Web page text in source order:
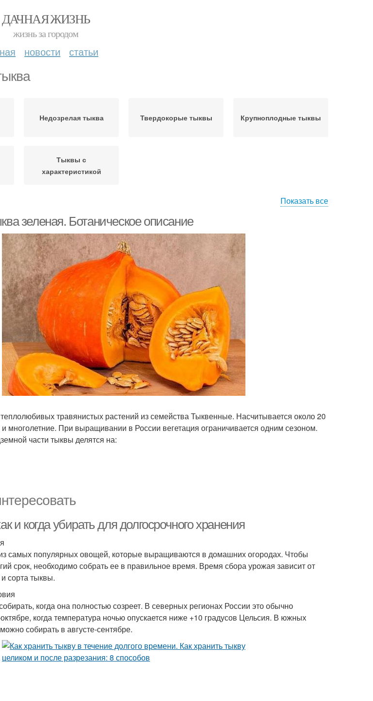
ДАЧНАЯ ЖИЗНЬ
жизнь за городом
новости статьи
Недозрелая тыква Твердокорые тыквы Крупноплодные тыквы
Тыквы с
характеристикой
Показать все
зеленая. Ботаническое описание
травянистых растений из семейства Тыквенные. Насчитывается около 20
и многолетние. При выращивании в России вегетация ограничивается одним сезоном.
части тыквы делятся на:
и когда убирать для долгосрочного хранения
самых популярных овощей, которые выращиваются в домашних огородах. Чтобы
срок, необходимо собрать ее в правильное время. Время сбора урожая зависит от
сорта тыквы.
когда она полностью созреет. В северных регионах России это обычно
когда температура ночью опускается ниже +10 градусов Цельсия. В южных
собирать в августе-сентябре.